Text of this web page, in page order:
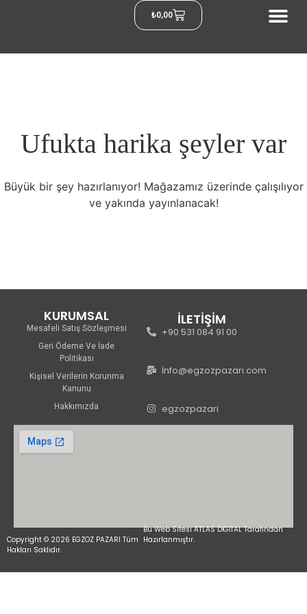
₺0,00
Ufukta harika şeyler var
Büyük bir şey hazırlanıyor! Mağazamız üzerinde çalışılıyor
ve yakında yayınlanacak!
KURUMSAL
Mesafeli Satış Sözleşmesi
Geri Ödeme Ve İade
Politikası
Kişisel Verilerin Korunma
Kanunu
Hakkımızda
İLETİŞİM
+90 531 084 91 00
İnfo@egzozpazari.com
egzozpazari
Copyright © 2026 EGZOZ PAZARI Tüm
Hakları Saklıdır.
Bu Web Sitesi ATLAS DİGİTAL Tarafından
Hazırlanmıştır.